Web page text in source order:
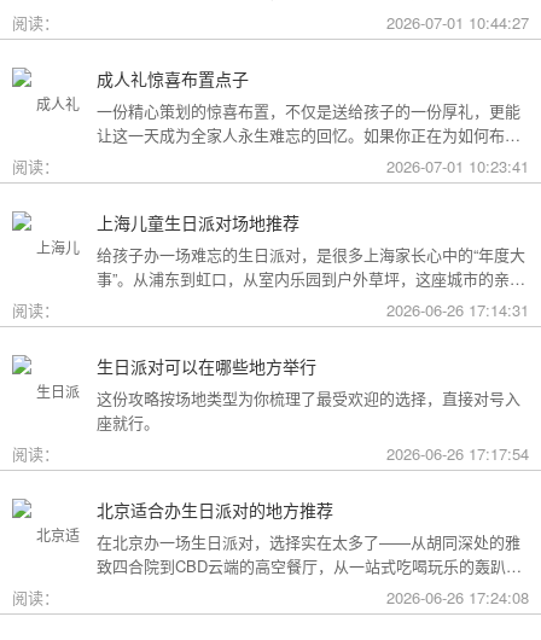
用构成参考，你可以看看哪种更贴合自己的情况。
阅读： 2026-07-01 10:44:27
成人礼惊喜布置点子
一份精心策划的惊喜布置，不仅是送给孩子的一份厚礼，更能
让这一天成为全家人永生难忘的回忆。如果你正在为如何布置
而头疼，不妨收下这份成人礼惊喜布置全攻略，从主题风格到
细节创意，帮你打造一场仪式感爆棚的成年盛典。
阅读： 2026-07-01 10:23:41
上海儿童生日派对场地推荐
给孩子办一场难忘的生日派对，是很多上海家长心中的“年度大
事”。从浦东到虹口，从室内乐园到户外草坪，这座城市的亲子
友好型场地选择越来越丰富。不过场地多了，选择也成了难
题。这份攻略按类型为你盘点了上海热门的儿童生日派对场
阅读： 2026-06-26 17:14:31
生日派对可以在哪些地方举行
这份攻略按场地类型为你梳理了最受欢迎的选择，直接对号入
座就行。
阅读：
2026-06-26 17:17:54
北京适合办生日派对的地方推荐
在北京办一场生日派对，选择实在太多了——从胡同深处的雅
致四合院到CBD云端的高空餐厅，从一站式吃喝玩乐的轰趴别
墅到充满野趣的京郊草坪。为了让你快速找到最心仪的那一
个，我把不同类型的场地分好了类，直接对号入座就行。
阅读： 2026-06-26 17:24:08